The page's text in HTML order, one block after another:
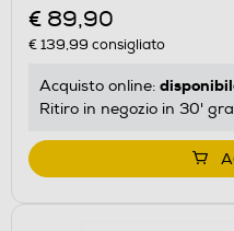
€ 89,90
€ 139,99 consigliato
Acquisto online:
Ritiro in negozio in 30'